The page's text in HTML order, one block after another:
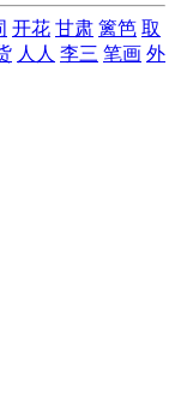
开花 甘肃 篱笆 取
人人 李三 笔画 外